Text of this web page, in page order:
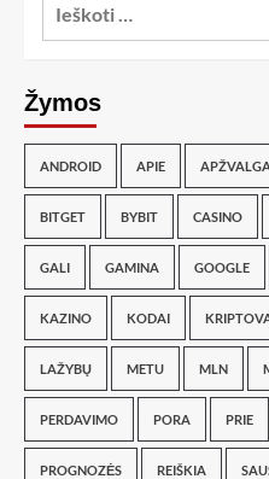
Žymos
ANDROID APIE
BITGET BYBIT CASINO
GALI GAMINA GOOGLE
KAZINO KODAI
LAŽYBŲ METU MLN
PERDAVIMO PORA PRIE
PROGNOZĖS REIŠKIA